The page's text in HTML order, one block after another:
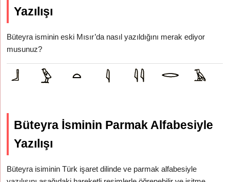
Yazılışı
Büteyra isminin eski Mısır’da nasıl yazıldığını merak ediyor
musunuz?
Büteyra İsminin Parmak Alfabesiyle
Yazılışı
Büteyra isiminin Türk işaret dilinde ve parmak alfabesiyle